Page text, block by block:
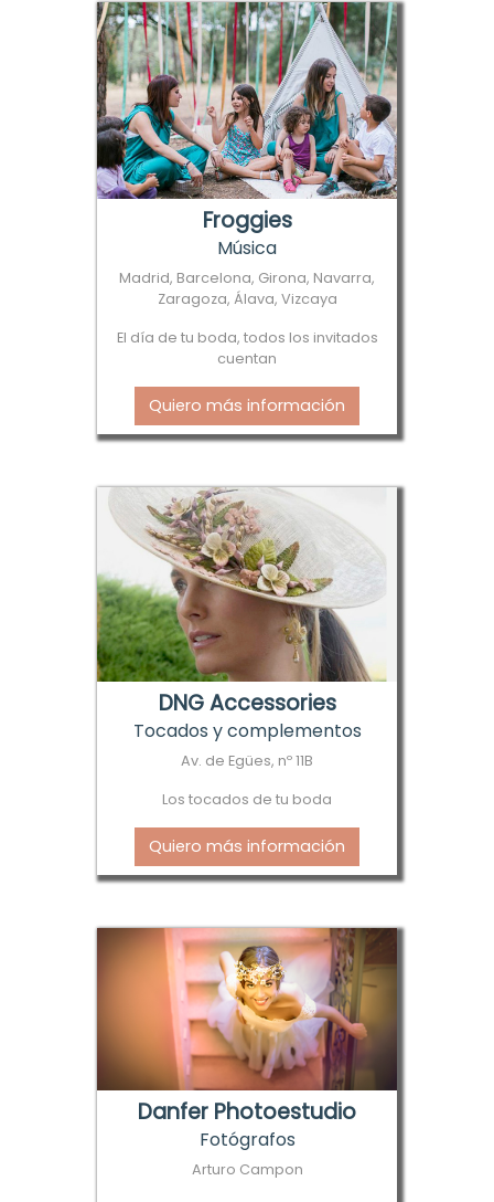
Froggies
Música
Madrid, Barcelona, Girona, Navarra,
Zaragoza, Álava, Vizcaya
El día de tu boda, todos los invitados
cuentan
Quiero más información
DNG Accessories
Tocados y complementos
Av. de Egües, nº 11B
Los tocados de tu boda
Quiero más información
Danfer Photoestudio
Fotógrafos
Arturo Campon